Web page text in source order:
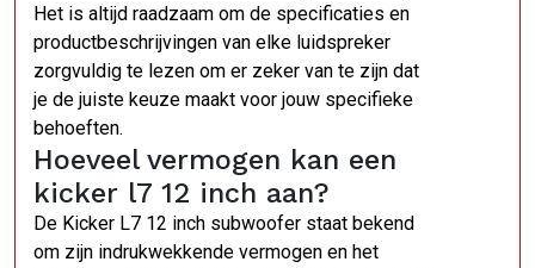
Het is altijd raadzaam om de specificaties en
productbeschrijvingen van elke luidspreker
zorgvuldig te lezen om er zeker van te zijn dat
je de juiste keuze maakt voor jouw specifieke
behoeften.
Hoeveel vermogen kan een
kicker l7 12 inch aan?
De Kicker L7 12 inch subwoofer staat bekend
om zijn indrukwekkende vermogen en het